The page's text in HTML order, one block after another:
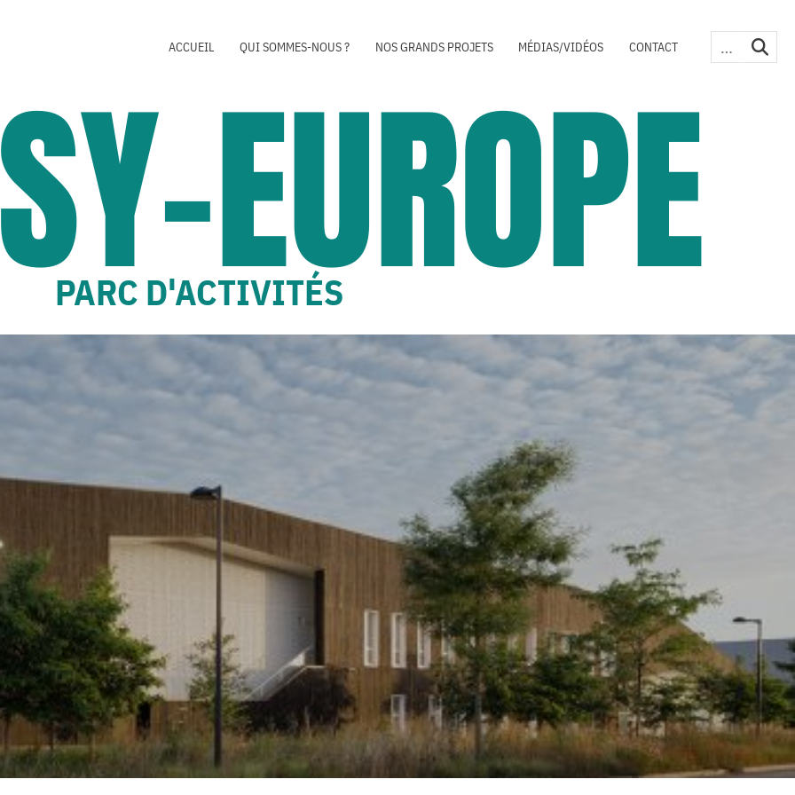
ACCUEIL QUI SOMMES-NOUS ? NOS GRANDS PROJETS MÉDIAS/VIDÉOS CONTACT
EUROPE
PARC D'ACTIVITÉS